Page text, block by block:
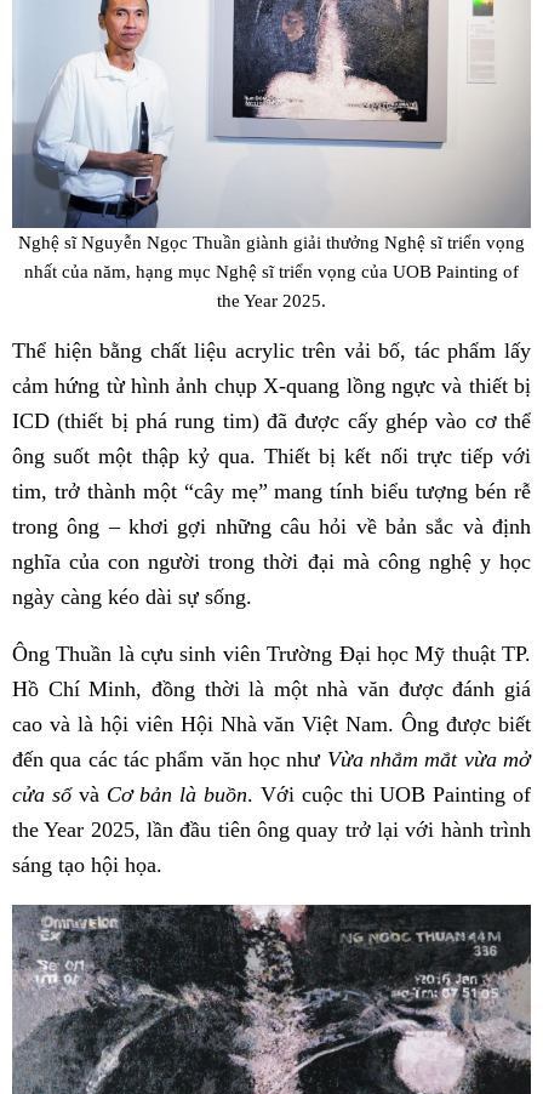
Nghệ sĩ Nguyễn Ngọc Thuần giành giải thưởng Nghệ sĩ triển vọng
nhất của năm, hạng mục Nghệ sĩ triển vọng của UOB Painting of
the Year 2025.
Thể hiện bằng chất liệu acrylic trên vải bố, tác phẩm lấy
cảm hứng từ hình ảnh chụp X-quang lồng ngực và thiết bị
ICD (thiết bị phá rung tim) đã được cấy ghép vào cơ thể
ông suốt một thập kỷ qua. Thiết bị kết nối trực tiếp với
tim, trở thành một “cây mẹ” mang tính biểu tượng bén rễ
trong ông – khơi gợi những câu hỏi về bản sắc và định
nghĩa của con người trong thời đại mà công nghệ y học
ngày càng kéo dài sự sống.
Ông Thuần là cựu sinh viên Trường Đại học Mỹ thuật TP.
Hồ Chí Minh, đồng thời là một nhà văn được đánh giá
cao và là hội viên Hội Nhà văn Việt Nam. Ông được biết
đến qua các tác phẩm văn học như Vừa nhắm mắt vừa mở
cửa sổvà Cơ bản là buồn. Với cuộc thi UOB Painting of
the Year 2025, lần đầu tiên ông quay trở lại với hành trình
sáng tạo hội họa.